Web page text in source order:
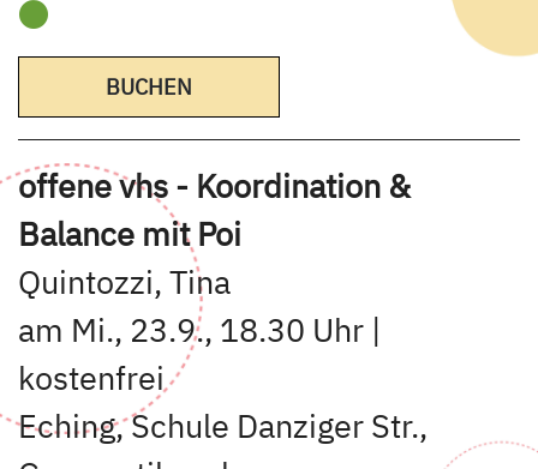
BUCHEN
offene vhs - Koordination &
Balance mit Poi
Quintozzi, Tina
am Mi., 23.9., 18.30 Uhr |
kostenfrei
Eching, Schule Danziger Str.,